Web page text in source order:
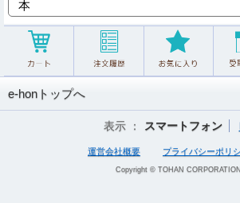
e-honトップへ
表示 ： スマートフォン
運営会社概要 プライバシーポリ
Copyright © TOHAN CORPORATION